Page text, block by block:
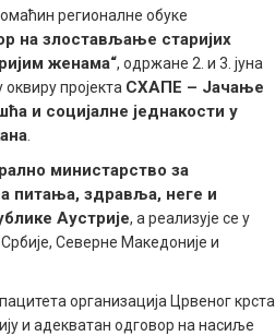
регионалне обуке
на злостављање старијих
женама“, одржане 2. и 3. јуна
пројекта СХАПЕ – Јачање
и социјалне једнакости у
министарство за
питања, здравља, неге и
Аустрије, а реализује се у
Северне Македоније и
организација Црвеног крста
и адекватан одговор на насиље